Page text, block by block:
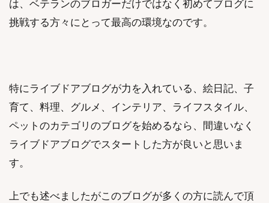
は、ベテランのブロガーだけではなく初めてブログに
挑戦する方々にとって最高の環境なのです。
特にライブドアブログが力を入れている、絵日記、子
育て、料理、グルメ、インテリア、ライフスタイル、
ペットのカテゴリのブログを始めるなら、間違いなく
ライブドアブログでスタートした方が良いと思いま
す。
上でも述べましたがこのブログが多くの方に読んで頂